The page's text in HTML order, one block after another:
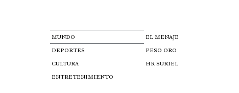
MUNDO
DEPORTES
CULTURA
ENTRETENIMIENTO
EL MENAJE
PESO ORO
HR SURIEL